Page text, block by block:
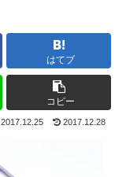
はてブ
コピー
2017.12.25 2017.12.28